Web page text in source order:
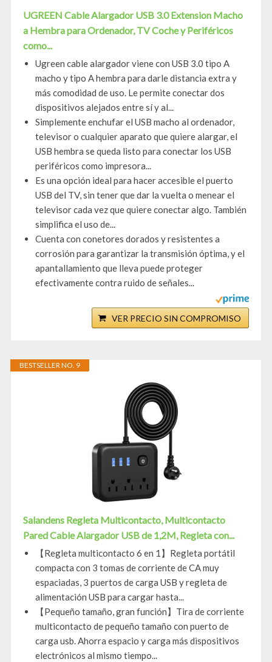
UGREEN Cable Alargador USB 3.0 Extension Macho
a Hembra para Ordenador, TV Coche y Periféricos
como...
Ugreen cable alargador viene con USB 3.0 tipo A
macho y tipo A hembra para darle distancia extra y
más comodidad de uso. Le permite conectar dos
dispositivos alejados entre sí y al...
Simplemente enchufar el USB macho al ordenador,
televisor o cualquier aparato que quiere alargar, el
USB hembra se queda listo para conectar los USB
periféricos como impresora...
Es una opción ideal para hacer accesible el puerto
USB del TV, sin tener que dar la vuelta o menear el
televisor cada vez que quiere conectar algo. También
simplifica el uso de...
Cuenta con conetores dorados y resistentes a
corrosión para garantizar la transmisión óptima, y el
apantallamiento que lleva puede proteger
efectivamente contra ruido de señales...
VER PRECIO SIN COMPROMISO
BESTSELLER NO. 9
Salandens Regleta Multicontacto, Multicontacto
Pared Cable Alargador USB de 1,2M, Regleta con...
【Regleta multicontacto 6 en 1】Regleta portátil
compacta con 3 tomas de corriente de CA muy
espaciadas, 3 puertos de carga USB y regleta de
alimentación USB para cargar hasta...
【Pequeño tamaño, gran función】Tira de corriente
multicontacto de pequeño tamaño con puerto de
carga usb. Ahorra espacio y carga más dispositivos
electrónicos al mismo tiempo...